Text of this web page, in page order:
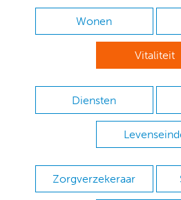
Wonen
Vitaliteit
Diensten
Zorgverzekeraar